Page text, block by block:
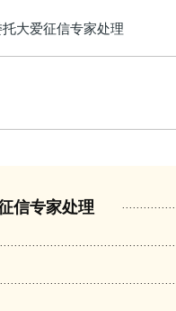
大爱征信专家处理
信专家处理